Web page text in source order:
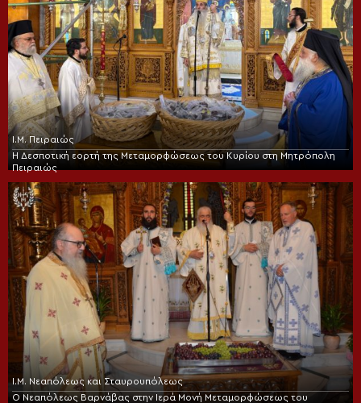
Ι.Μ. Πειραιώς
Η Δεσποτική εορτή της Μεταμορφώσεως του Κυρίου στη Μητρόπολη
Πειραιώς
Ι.Μ. Νεαπόλεως και Σταυρουπόλεως
Ο Νεαπόλεως Βαρνάβας στην Ιερά Μονή Μεταμορφώσεως του